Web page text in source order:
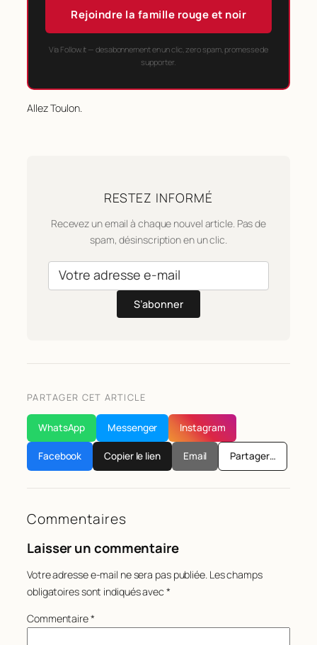
Rejoindre la famille rouge et noir
Via Follow.it — desabonnement en un clic, zero spam, promesse de
supporter.
Allez Toulon.
RESTEZ INFORMÉ
Recevez un email à chaque nouvel article. Pas de
spam, désinscription en un clic.
S’abonner
PARTAGER CET ARTICLE
WhatsApp Messenger Instagram
Facebook Copier le lien Email Partager…
Commentaires
Laisser un commentaire
Votre adresse e-mail ne sera pas publiée. Les champs
obligatoires sont indiqués avec *
Commentaire*